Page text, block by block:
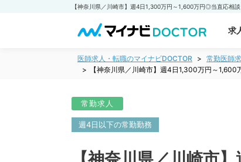
求
医師求人・転職のマイナビDOCTOR 常勤医師
【神奈川県／川崎市】週4日1,300万円～
常勤求人
週4日以下の常勤勤務